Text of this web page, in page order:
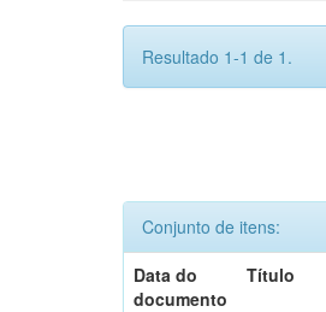
Resultado 1-1 de 1.
Conjunto de itens:
Data do
documento
Título